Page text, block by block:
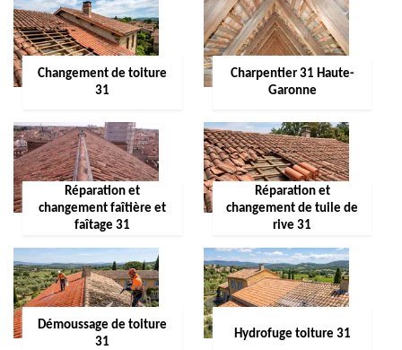
Changement de toiture
31
Charpentier 31 Haute-
Garonne
Réparation et
changement faîtière et
faîtage 31
Réparation et
changement de tuile de
rive 31
Démoussage de toiture
31
Hydrofuge toiture 31